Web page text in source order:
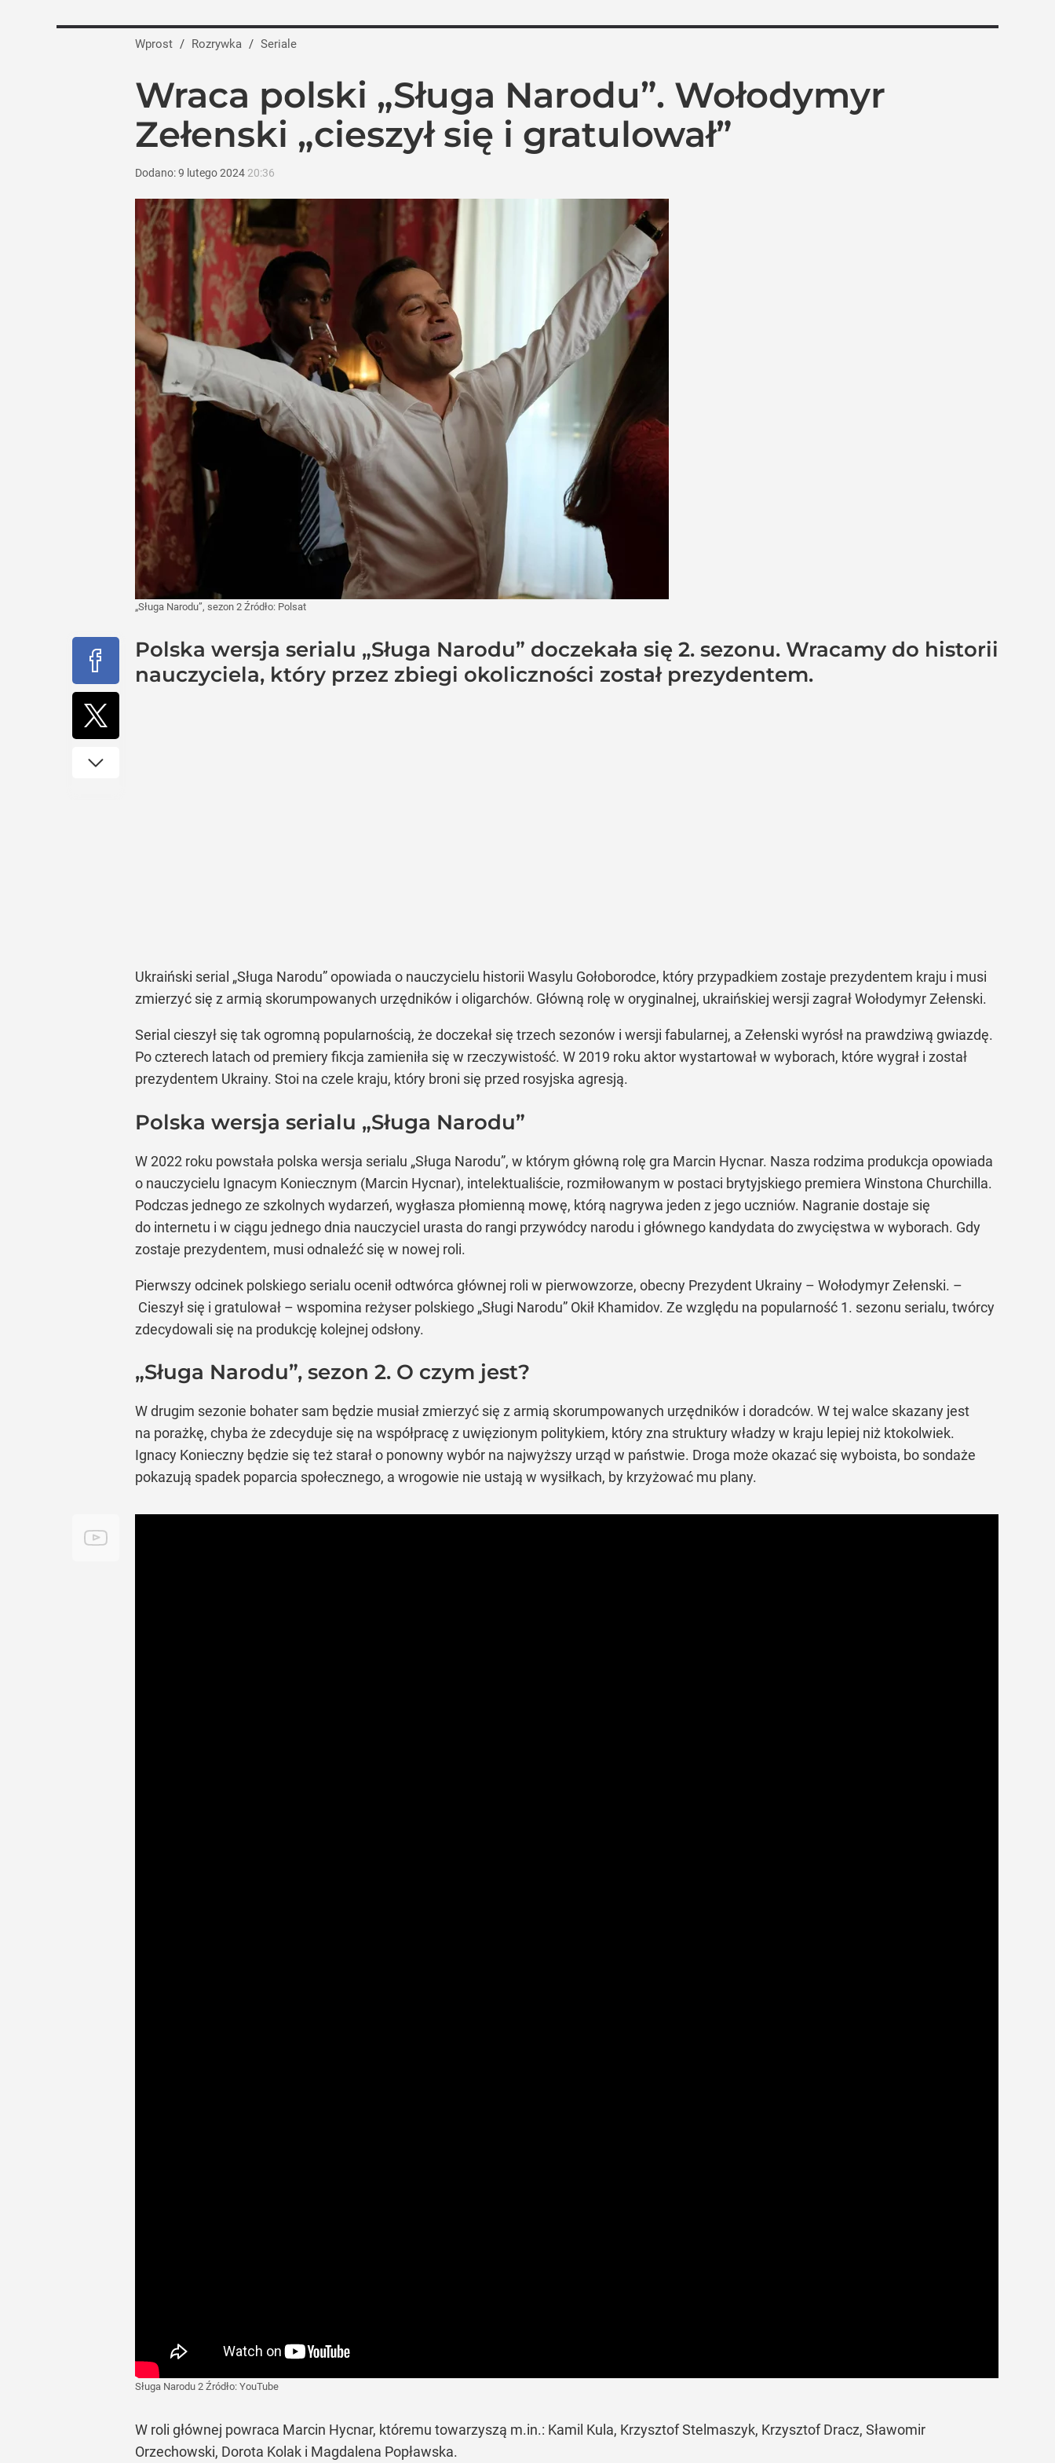
Wprost / Rozrywka / Seriale
Wraca polski „Sługa Narodu”. Wołodymyr
Zełenski „cieszył się i gratulował”
Dodano:9 lutego2024 20:36
„Sługa Narodu”, sezon 2 Źródło: Polsat
Polska wersja serialu „Sługa Narodu” doczekała się 2. sezonu. Wracamy do historii
nauczyciela, który przez zbiegi okoliczności został prezydentem.
Ukraiński serial „Sługa Narodu” opowiada o nauczycielu historii Wasylu Gołoborodce, który przypadkiem zostaje prezydentem kraju i musi
zmierzyć się z armią skorumpowanych urzędników i oligarchów. Główną rolę w oryginalnej, ukraińskiej wersji zagrał Wołodymyr Zełenski.
Serial cieszył się tak ogromną popularnością, że doczekał się trzech sezonów i wersji fabularnej, a Zełenski wyrósł na prawdziwą gwiazdę.
Po czterech latach od premiery fikcja zamieniła się w rzeczywistość. W 2019 roku aktor wystartował w wyborach, które wygrał i został
prezydentem Ukrainy. Stoi na czele kraju, który broni się przed rosyjska agresją.
Polska wersja serialu „Sługa Narodu”
W 2022 roku powstała polska wersja serialu „Sługa Narodu”, w którym główną rolę gra Marcin Hycnar. Nasza rodzima produkcja opowiada
o nauczycielu Ignacym Koniecznym (Marcin Hycnar), intelektualiście, rozmiłowanym w postaci brytyjskiego premiera Winstona Churchilla.
Podczas jednego ze szkolnych wydarzeń, wygłasza płomienną mowę, którą nagrywa jeden z jego uczniów. Nagranie dostaje się
do internetu i w ciągu jednego dnia nauczyciel urasta do rangi przywódcy narodu i głównego kandydata do zwycięstwa w wyborach. Gdy
zostaje prezydentem, musi odnaleźć się w nowej roli.
Pierwszy odcinek polskiego serialu ocenił odtwórca głównej roli w pierwowzorze, obecny Prezydent Ukrainy – Wołodymyr Zełenski. –
Cieszył się i gratulował – wspomina reżyser polskiego „Sługi Narodu” Okił Khamidov. Ze względu na popularność 1. sezonu serialu, twórcy
zdecydowali się na produkcję kolejnej odsłony.
„Sługa Narodu”, sezon 2. O czym jest?
W drugim sezonie bohater sam będzie musiał zmierzyć się z armią skorumpowanych urzędników i doradców. W tej walce skazany jest
na porażkę, chyba że zdecyduje się na współpracę z uwięzionym politykiem, który zna struktury władzy w kraju lepiej niż ktokolwiek.
Ignacy Konieczny będzie się też starał o ponowny wybór na najwyższy urząd w państwie. Droga może okazać się wyboista, bo sondaże
pokazują spadek poparcia społecznego, a wrogowie nie ustają w wysiłkach, by krzyżować mu plany.
Sługa Narodu 2 Źródło: YouTube
W roli głównej powraca Marcin Hycnar, któremu towarzyszą m.in.: Kamil Kula, Krzysztof Stelmaszyk, Krzysztof Dracz, Sławomir
Orzechowski, Dorota Kolak i Magdalena Popławska.